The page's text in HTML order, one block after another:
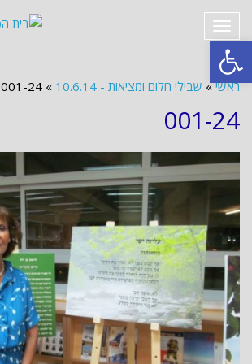
פתח סרגל נגישות
תפריט
ראשי » שבילי חלום ומציאות - 10.6.14 »
001-24
001-24